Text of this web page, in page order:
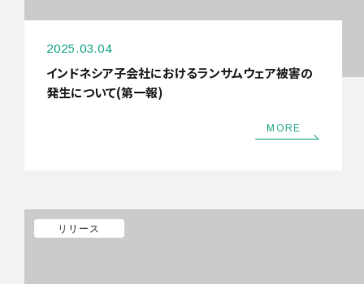
2025.03.04
インドネシア子会社におけるランサムウェア被害の
発生について(第一報)
MORE
リリース